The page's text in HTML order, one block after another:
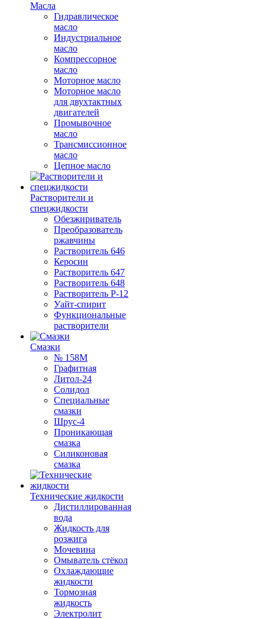
Масла
Гидравлическое
масло
Индустриальное
масло
Компрессорное
масло
Моторное масло
Моторное масло
для двухтактных
двигателей
Промывочное
масло
Трансмиссионное
масло
Цепное масло
Растворители и
спецжидкости
Обезжириватель
Преобразователь
ржавчины
Растворитель 646
Керосин
Растворитель 647
Растворитель 648
Растворитель Р-12
Уайт-спирит
Функциональные
растворители
Смазки
№ 158М
Графитная
Литол-24
Солидол
Специальные
смазки
Шрус-4
Проникающая
смазка
Силиконовая
смазка
Технические жидкости
Дистиллированная
вода
Жидкость для
розжига
Мочевина
Омыватель стёкол
Охлаждающие
жидкости
Тормозная
жидкость
Электролит